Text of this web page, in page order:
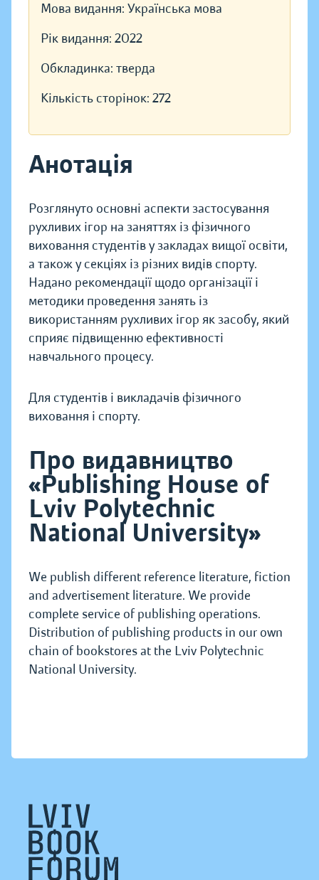
Мова видання: Українська мова
Рік видання: 2022
Обкладинка: тверда
Кількість сторінок: 272
Анотація
Розглянуто основні аспекти застосування
рухливих ігор на заняттях із фізичного
виховання студентів у закладах вищої освіти,
а також у секціях із різних видів спорту.
Надано рекомендації щодо організації і
методики проведення занять із
використанням рухливих ігор як засобу, який
сприяє підвищенню ефективності
навчального процесу.
Для студентів і викладачів фізичного
виховання і спорту.
Про видавництво
«Publishing House of
Lviv Polytechnic
National University»
We publish different reference literature, fiction
and advertisement literature. We provide
complete service of publishing operations.
Distribution of publishing products in our own
chain of bookstores at the Lviv Polytechnic
National University.